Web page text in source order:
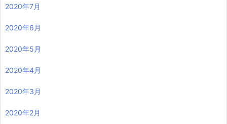
2020年7月
2020年6月
2020年5月
2020年4月
2020年3月
2020年2月